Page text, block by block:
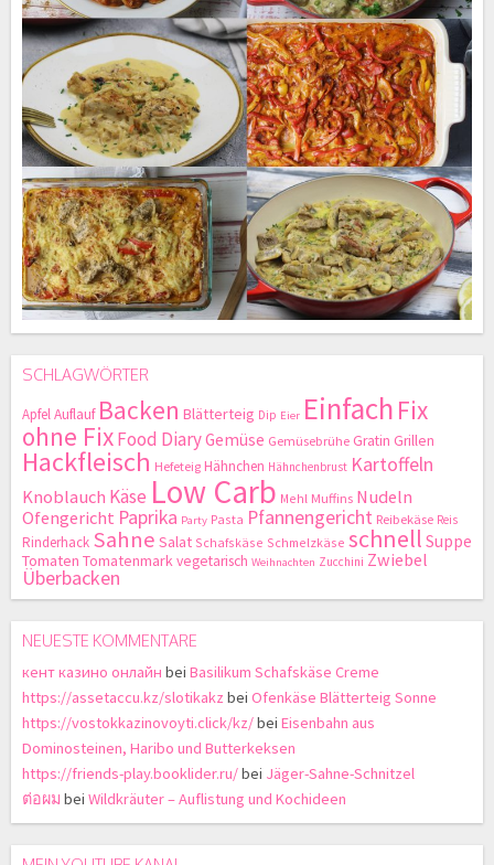
SCHLAGWÖRTER
ApfelAuflauf Backen Blätterteig Dip Eier Einfach Fix
ohne FixFood DiaryGemüse Gemüsebrühe Gratin Grillen
Hackfleisch Hefeteig Hähnchen Hähnchenbrust Kartoffeln
Knoblauch Käse Low Carb Mehl Muffins Nudeln
Ofengericht Paprika Party Pasta Pfannengericht Reibekäse Reis
Rinderhack Sahne Salat Schafskäse Schmelzkäse schnell Suppe
Tomaten Tomatenmarkvegetarisch Weihnachten Zucchini Zwiebel
Überbacken
NEUESTE KOMMENTARE
кент казино онлайн bei Basilikum Schafskäse Creme
https://assetaccu.kz/slotikakz bei Ofenkäse Blätterteig Sonne
https://vostokkazinovoyti.click/kz/bei Eisenbahn aus
Dominosteinen, Haribo und Butterkeksen
https://friends-play.booklider.ru/bei Jäger-Sahne-Schnitzel
ต่อผม bei Wildkräuter – Auflistung und Kochideen